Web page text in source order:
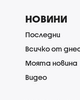
НОВИНИ
Последни
Всичко от
Моята новина
Видео